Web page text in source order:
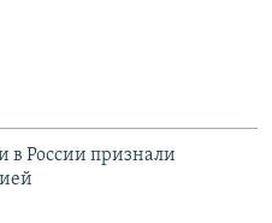
в России признали